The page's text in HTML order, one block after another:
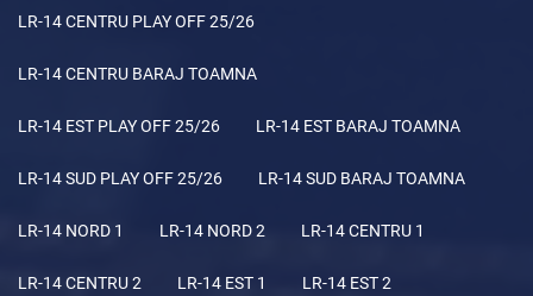
LR-14 CENTRU PLAY OFF 25/26
LR-14 CENTRU BARAJ TOAMNA
LR-14 EST PLAY OFF 25/26 LR-14 EST BARAJ TOAMNA
LR-14 SUD PLAY OFF 25/26 LR-14 SUD BARAJ TOAMNA
LR-14 NORD 1 LR-14 NORD 2 LR-14 CENTRU 1
LR-14 CENTRU 2 LR-14 EST 1 LR-14 EST 2